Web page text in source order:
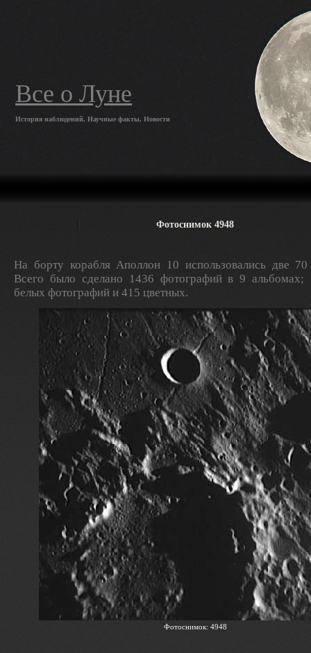
Все о Луне
История наблюдений, Научные факты, Новости
Фотоснимок 4948
На борту корабля Аполлон 10 использовались две
Всего было сделано 1436 фотографий в 9 альбомах;
белых фотографий и 415 цветных.
Фотоснимок: 4948